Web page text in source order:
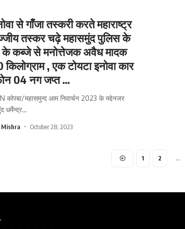
से गाँजा तस्करी करते महाराष्ट्र
तस्कर चढ़े महासमुंद पुलिस के
के कब्जे से मनोत्तेजक अवैध मादक
किलोग्राम , एक टोयटा इनोवा कार
04 नग जप्त …
महासमुन्द आम निवार्चन 2023 के मद्देनजर
धर्मेन्द्र…
Mishra October 28, 2023
1 2 …